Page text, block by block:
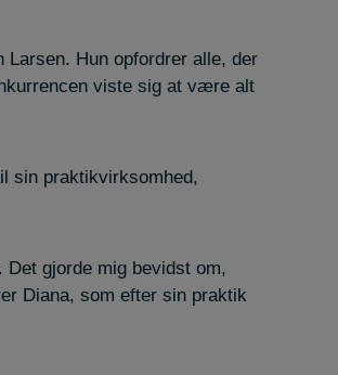
Larsen. Hun opfordrer alle, der
viste sig at være alt
sin praktikvirksomhed,
gjorde mig bevidst om,
Diana, som efter sin praktik